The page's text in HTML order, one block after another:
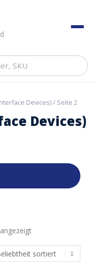
Devices)/ Seite 2
Devices)
Nach
Beliebtheit
sortiert